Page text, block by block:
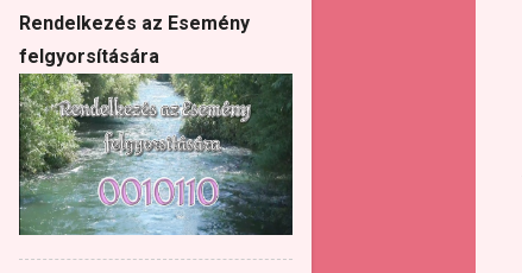
Rendelkezés az Esemény
felgyorsítására